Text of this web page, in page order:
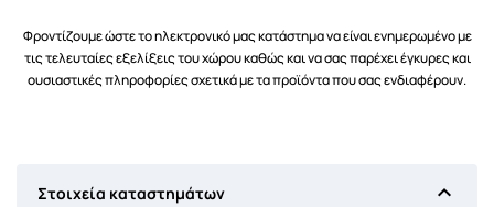
Φροντίζουμε ώστε το ηλεκτρονικό μας κατάστημα να είναι ενημερωμένο με
τις τελευταίες εξελίξεις του χώρου καθώς και να σας παρέχει έγκυρες και
ουσιαστικές πληροφορίες σχετικά με τα προϊόντα που σας ενδιαφέρουν.
Στοιχεία καταστημάτων 